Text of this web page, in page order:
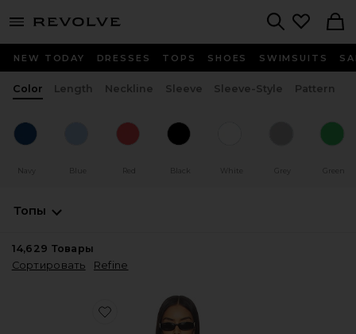
menu - shows more content
NEW TODAY DRESSES TOPS SHOES SWIMSUITS
Color Length Neckline Sleeve Sleeve-Style Pattern
Navy Blue Red Black White Grey Green
Топы
14,629 Товары
Сортировать
Refine
Favorite ТОП HORIZON LONG SLEEVE